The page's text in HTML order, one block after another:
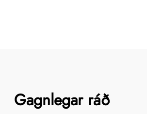
Gagnlegar ráð